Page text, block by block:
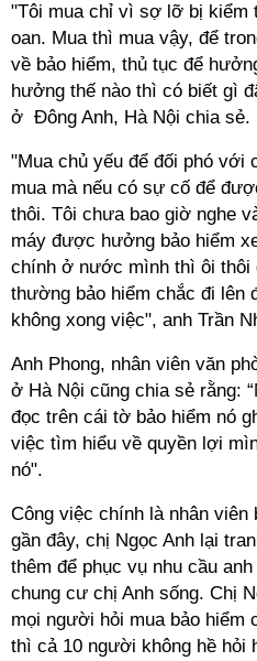
"Tôi mua chỉ vì sợ lỡ bị kiểm
oan. Mua thì mua vậy, để
về bảo hiểm, thủ tục để
hưởng thế nào thì có biết gì
ở Đông Anh, Hà Nội chia sẻ.
"Mua chủ yếu để đối phó với
mua mà nếu có sự cố để
thôi. Tôi chưa bao giờ nghe
máy được hưởng bảo hiểm
chính ở nước mình thì ôi thôi
thường bảo hiểm chắc đi lên
không xong việc", anh Trần
Anh Phong, nhân viên văn
ở Hà Nội cũng chia sẻ rằng:
đọc trên cái tờ bảo hiểm nó
việc tìm hiểu về quyền lợi
nó".
Công việc chính là nhân viên
gần đây, chị Ngọc Anh lại
thêm để phục vụ nhu cầu
chung cư chị Anh sống. Chị
mọi người hỏi mua bảo hiểm
thì cả 10 người không hề hỏi